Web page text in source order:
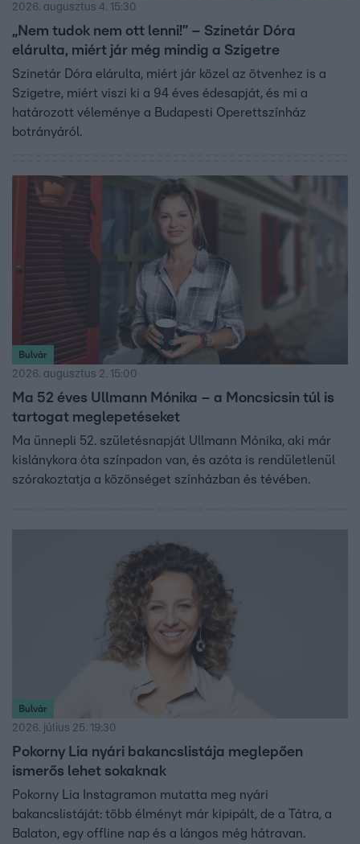
2026. augusztus 4. 15:30
„Nem tudok nem ott lenni!” – Szinetár Dóra
elárulta, miért jár még mindig a Szigetre
Szinetár Dóra elárulta, miért jár közel az ötvenhez is a
Szigetre, miért viszi ki a 94 éves édesapját, és mi a
határozott véleménye a Budapesti Operettszínház
botrányáról.
Bulvár
2026. augusztus 2. 15:00
Ma 52 éves Ullmann Mónika – a Moncsicsin túl is
tartogat meglepetéseket
Ma ünnepli 52. születésnapját Ullmann Mónika, aki már
kislánykora óta színpadon van, és azóta is rendületlenül
szórakoztatja a közönséget színházban és tévében.
Bulvár
2026. július 25. 19:30
Pokorny Lia nyári bakancslistája meglepően
ismerős lehet sokaknak
Pokorny Lia Instagramon mutatta meg nyári
bakancslistáját: több élményt már kipipált, de a Tátra, a
Balaton, egy offline nap és a lángos még hátravan.